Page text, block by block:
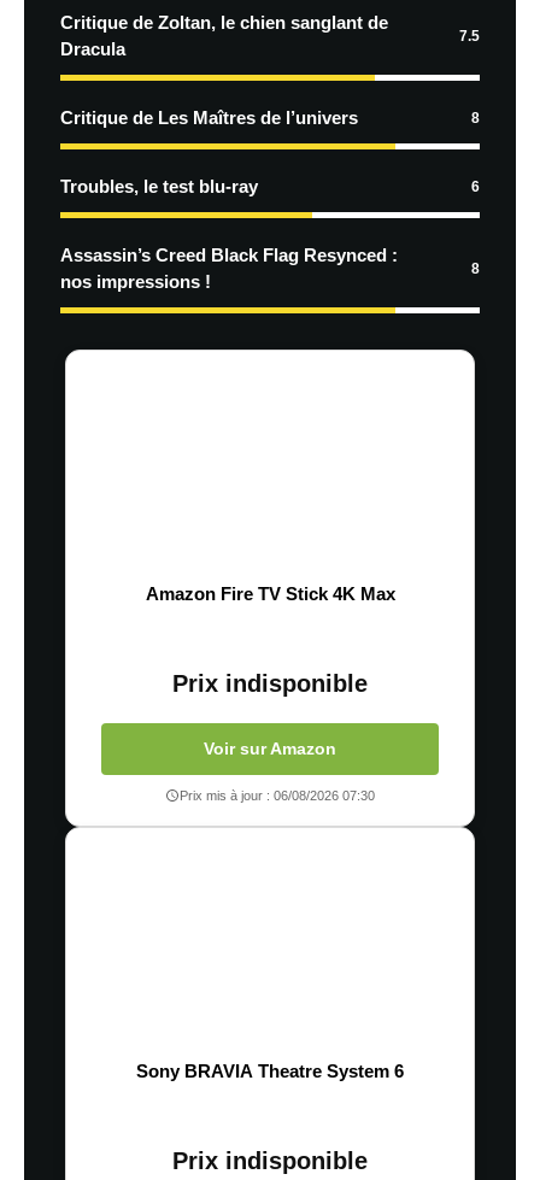
Critique de Zoltan, le chien sanglant de
Dracula
7.5
Critique de Les Maîtres de l’univers 8
Troubles, le test blu-ray 6
Assassin’s Creed Black Flag Resynced :
nos impressions !
8
Amazon Fire TV Stick 4K Max
Prix indisponible
Voir sur Amazon
Prix mis à jour : 06/08/2026 07:30
Sony BRAVIA Theatre System 6
Prix indisponible